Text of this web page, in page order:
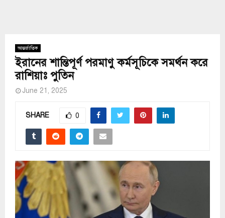
আন্তর্জাতিক
ইরানের শান্তিপূর্ণ পরমাণু কর্মসূচিকে সমর্থন করে
রাশিয়াঃ পুতিন
June 21, 2025
SHARE 0